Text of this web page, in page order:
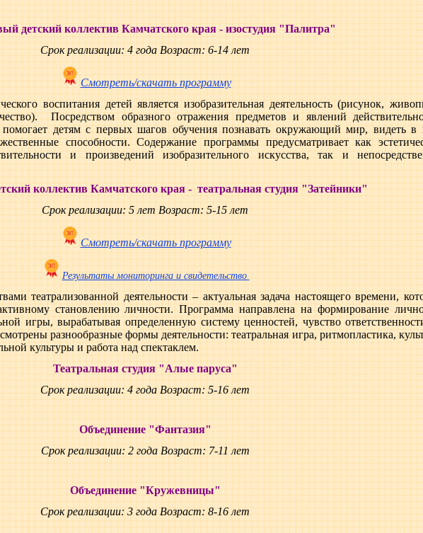
детский коллектив Камчатского края - изостудия "Палитра"
Срок реализации: 4 года Возраст: 6-14 лет
Смотреть/скачать программу
воспитания детей является изобразительная деятельность (рисунок,
Посредством образного отражения предметов и явлений
помогает детям с первых шагов обучения познавать окружающий мир, видеть в
способности. Содержание программы предусматривает как
и произведений изобразительного искусства, так и
коллектив Камчатского края - театральная студия "Затейники"
Срок реализации: 5 лет Возраст: 5-15 лет
Смотреть/скачать программу
Результаты мониторинга и свидетельство
театрализованной деятельности – актуальная задача настоящего времени,
становлению личности. Программа направлена на формирование
игры, вырабатывая определенную систему ценностей, чувство
разнообразные формы деятельности: театральная игра, ритмопластика,
культуры и работа над спектаклем.
Театральная студия "Алые паруса"
Срок реализации: 4 года Возраст: 5-16 лет
Объединение "Фантазия"
Срок реализации: 2 года Возраст: 7-11 лет
Объединение "Кружевницы"
Срок реализации: 3 года Возраст: 8-16 лет